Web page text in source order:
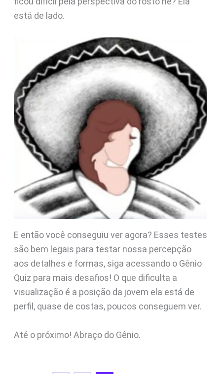
está de lado.
E então você conseguiu ver agora? Esses testes
são bem legais para testar nossa percepção
aos detalhes e formas, siga acessando o Gênio
Quiz para mais desafios! O que dificulta a
visualização é a posição da jovem ela está de
perfil, quase de costas, poucos conseguem ver.
Até o próximo! Abraço do Gênio.